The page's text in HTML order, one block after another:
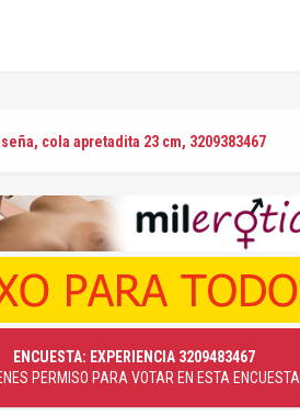
cola apretadita 23 cm, 3209383467
ENCUESTA: EXPERIENCIA 3209483467
PERMISO PARA VOTAR EN ESTA